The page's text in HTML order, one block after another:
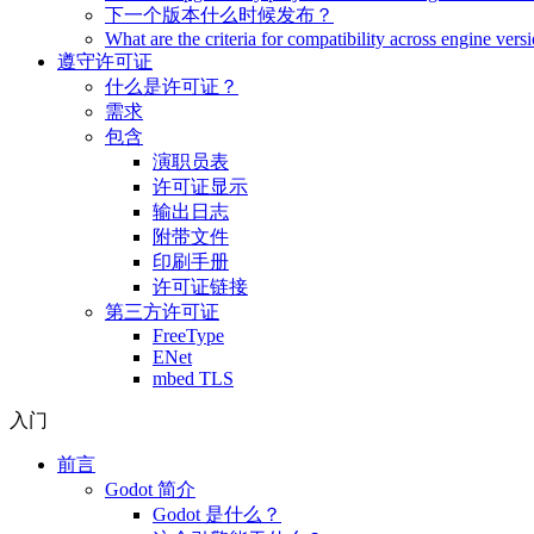
下一个版本什么时候发布？
What are the criteria for compatibility across engine
遵守许可证
什么是许可证？
需求
包含
演职员表
许可证显示
输出日志
附带文件
印刷手册
许可证链接
第三方许可证
FreeType
ENet
mbed TLS
入门
前言
Godot 简介
Godot 是什么？